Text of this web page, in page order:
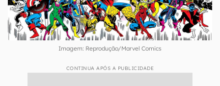
Imagem: Reprodução/Marvel Comics
CONTINUA APÓS A PUBLICIDADE